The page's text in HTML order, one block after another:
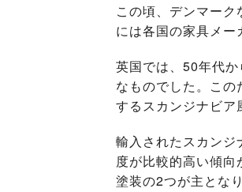
この頃、デンマー
には各国の家具メー
英国では、50年代
なものでした。こ
するスカンジナビア
輸入されたスカン
度が比較的高い傾
塗装の2つが主となり